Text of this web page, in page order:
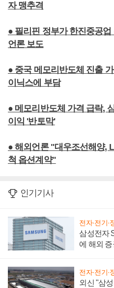
자 맹추격
● 필리핀 정부가 한진중공
언론 보도
● 중국 메모리반도체 진출
이닉스에 부담
● 메모리반도체 가격 급락,
이익 '반토막'
● 해외언론 "대우조선해양,
척 옵션계약"
인기기사
전자·전기·
삼성전자
에 해외
전자·전기·
외신 "삼